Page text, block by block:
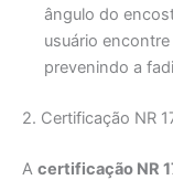
ângulo do
usuário
prevenindo a
2. Certificação NR
A certificação NR